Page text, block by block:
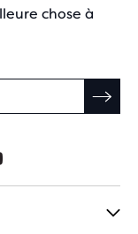
chose à